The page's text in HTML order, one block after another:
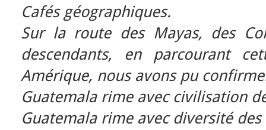
Cafés géographiques.
Sur la route des Mayas, des
descendants, en parcourant
Amérique, nous avons pu
Guatemala rime avec civilisation
Guatemala rime avec diversité des